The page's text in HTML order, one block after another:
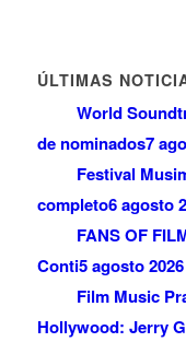
ÚLTIMAS
World
de nominados7
Festival
completo6 agosto
FANS OF
Conti5 agosto
Film Music
Hollywood: Jerry